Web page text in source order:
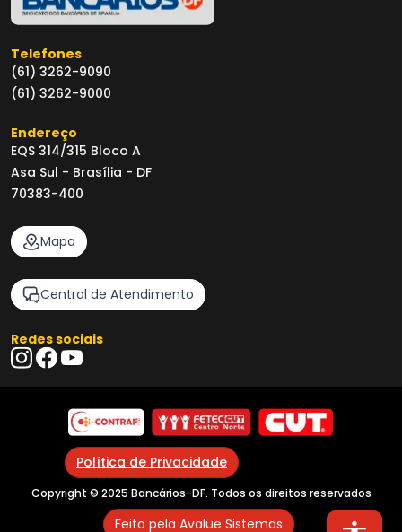
Telefones
(61) 3262-9090
(61) 3262-9000
Endereço
EQS 314/315 Bloco A
Asa Sul - Brasília - DF
70383-400
Mapa
Central de Atendimento
Redes sociais
Política de Privacidade
Copyright © 2025 Bancários-DF. Todos os direitos reservados
Feito pela Avalue Sistemas